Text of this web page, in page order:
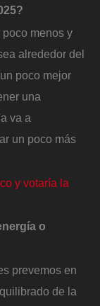
menos y
alrededor del
poco mejor
una
va a
un poco más
y votaría la
o
prevemos en
de la